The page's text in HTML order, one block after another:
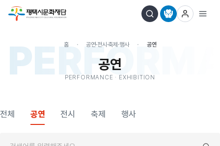
홈 공연·전시·축제·행사 공연
공연
PERFORMANCE · EXHIBITION
전체 공연 전시 축제 행사